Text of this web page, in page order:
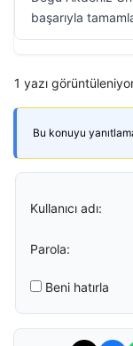
başarıyla
1 yazı
Bu konuyu
Kullanıcı adı:
Parola:
Beni hatırla